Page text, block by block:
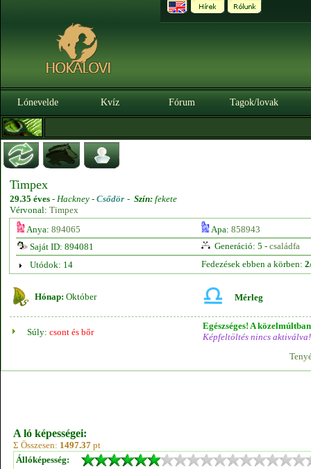
Lónevelde Kvíz Fórum Tagok/lovak
Timpex
29.35 éves - Hackney - Csődör - Szín: fekete
Vérvonal: Timpex
Anya: 894065 Apa: 858943
Saját ID: 894081
Generáció: 5 - családfa
Utódok: 14
Fedezések ebben a körben:
Hónap: Október Mérleg
Súly: csont és bőr
Egészséges! A
Képfeltöltés nincs aktiválva!
A ló képességei:
Σ Összesen: 1497.37 pt
Állóképesség: